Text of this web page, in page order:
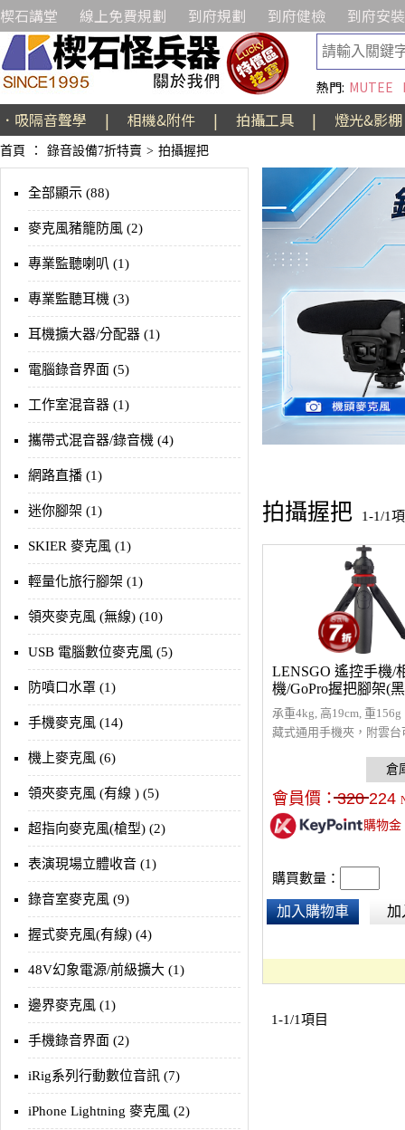
楔石講堂 線上免費規劃 到府規劃 到府健檢 到府安裝
熱門: MUTEE
．吸隔音聲學 | 相機&附件 | 拍攝工具 | 燈光&影棚
首頁 ： 錄音設備7折特賣 > 拍攝握把
全部顯示 (88)
麥克風豬籠防風 (2)
專業監聽喇叭 (1)
專業監聽耳機 (3)
耳機擴大器/分配器 (1)
電腦錄音界面 (5)
工作室混音器 (1)
攜帶式混音器/錄音機 (4)
網路直播 (1)
迷你腳架 (1)
SKIER 麥克風 (1)
輕量化旅行腳架 (1)
領夾麥克風 (無線) (10)
USB 電腦數位麥克風 (5)
防噴口水罩 (1)
手機麥克風 (14)
機上麥克風 (6)
領夾麥克風 (有線 ) (5)
超指向麥克風(槍型) (2)
表演現場立體收音 (1)
錄音室麥克風 (9)
握式麥克風(有線) (4)
48V幻象電源/前級擴大 (1)
邊界麥克風 (1)
手機錄音界面 (2)
iRig系列行動數位音訊 (7)
iPhone Lightning 麥克風 (2)
拍攝握把 1-1/1
LENSGO 遙控手機/
機/GoPro握把腳架(
承重4kg, 高19cm, 重
藏式通用手機夾，附雲台
當錄影用握把，ABS材質
用，折疊小巧好攜帶，
光、麥克風、相機，一
東西。
會員價：320 224
購物金
購買數量：
加入購物車 加
1-1/1項目